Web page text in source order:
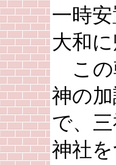
一時
大和に
この
神の
で、
神社を